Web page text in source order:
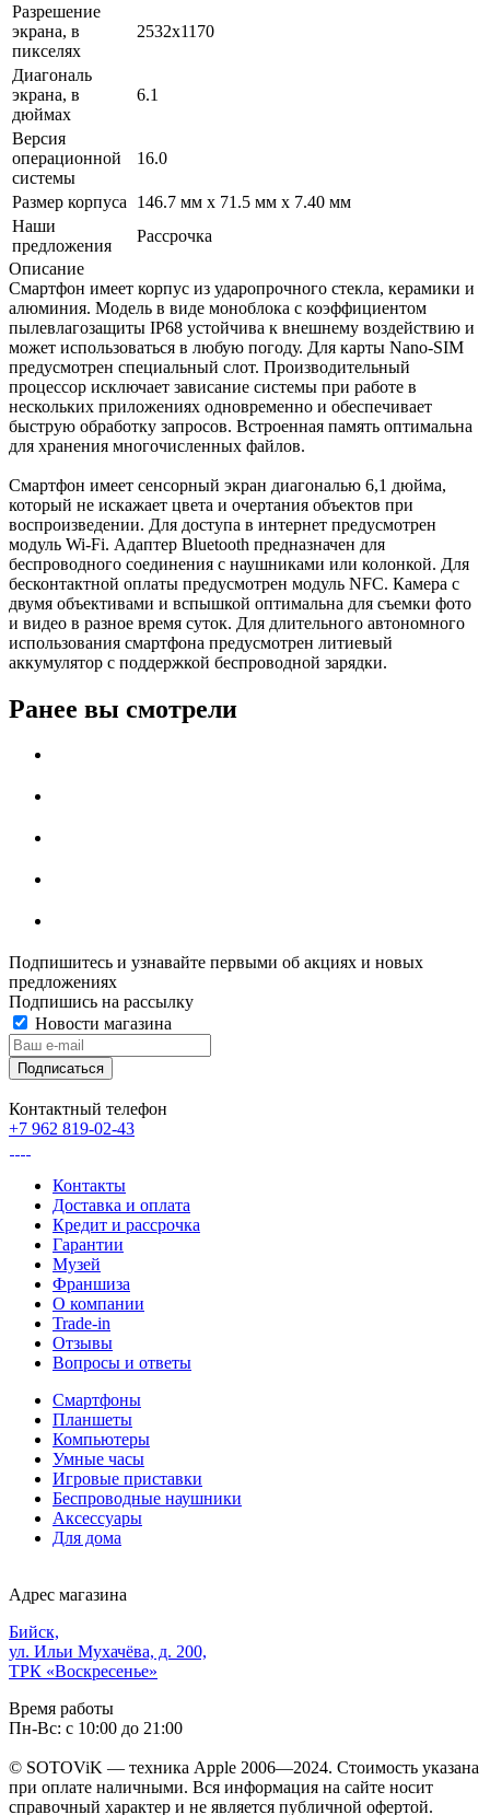
Разрешение
экрана, в
пикселях
2532x1170
Диагональ
экрана, в
дюймах
6.1
Версия
операционной
системы
16.0
Размер корпуса
146.7 мм x 71.5 мм x 7.40 мм
Наши
предложения
Рассрочка
Описание
Смартфон имеет корпус из ударопрочного стекла, керамики и
алюминия. Модель в виде моноблока с коэффициентом
пылевлагозащиты IP68 устойчива к внешнему воздействию и
может использоваться в любую погоду. Для карты Nano-SIM
предусмотрен специальный слот. Производительный
процессор исключает зависание системы при работе в
нескольких приложениях одновременно и обеспечивает
быструю обработку запросов. Встроенная память оптимальна
для хранения многочисленных файлов.
Смартфон имеет сенсорный экран диагональю 6,1 дюйма,
который не искажает цвета и очертания объектов при
воспроизведении. Для доступа в интернет предусмотрен
модуль Wi-Fi. Адаптер Bluetooth предназначен для
беспроводного соединения с наушниками или колонкой. Для
бесконтактной оплаты предусмотрен модуль NFC. Камера с
двумя объективами и вспышкой оптимальна для съемки фото
и видео в разное время суток. Для длительного автономного
использования смартфона предусмотрен литиевый
аккумулятор с поддержкой беспроводной зарядки.
Ранее вы смотрели
Подпишитесь и узнавайте первыми об акциях и новых
предложениях
Подпишись на рассылку
Новости магазина
Контактный телефон
+7 962 819-02-43
Контакты
Доставка и оплата
Кредит и рассрочка
Гарантии
Музей
Франшиза
О компании
Trade-in
Отзывы
Вопросы и ответы
Смартфоны
Планшеты
Компьютеры
Умные часы
Игровые приставки
Беспроводные наушники
Аксессуары
Для дома
Адрес магазина
Бийск,
ул. Ильи Мухачёва, д. 200,
ТРК «Воскресенье»
Время работы
Пн-Вс: с 10:00 до 21:00
© SOTOViK — техника Apple 2006—2024. Стоимость указана
при оплате наличными. Вся информация на сайте носит
справочный характер и не является публичной офертой.